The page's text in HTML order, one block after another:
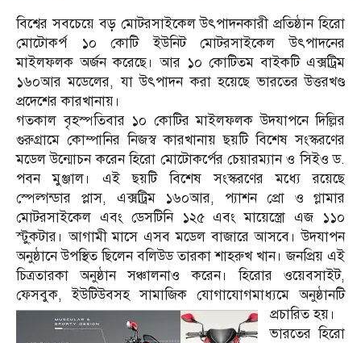
বিশ্বের সবচেয়ে বড় মোটরসাইকেল উৎপাদনকারী প্রতিষ্ঠান হিরো
মোটোকর্প ১০ কোটি ইউনিট মোটরসাইকেল উৎপাদনের
মাইলফলক অর্জন করেছে। আর ১০ কোটিতম বাইকটি এক্সট্রিম
১৬০আর মডেলের, যা উৎপাদন করা হয়েছে ভারতের উত্তরখণ্ড
প্রদেশের কারখানায়।
গতকাল বৃহস্পতিবার ১০ কোটির মাইলফলক উদযাপনে দিল্লির
গুরুগ্রামে কোম্পানির নিজস্ব কারখানায় ছয়টি বিশেষ সংস্করণের
মডেল উন্মোচন করেন হিরো মোটোকর্পের চেয়ারম্যান ও সিইও ড.
পবন মুঞ্জাল। এই ছয়টি বিশেষ সংস্করণের মধ্যে রয়েছে
স্পেল্গন্ডার প্লাস, এক্সট্রিম ১৬০আর, প্যাশন প্রো ও গ্লামার
মোটরসাইকেল এবং ডেসটিনি ১২৫ এবং মায়েস্ত্রো এজ ১১০
স্টু্কটার। আগামী মাসে এসব মডেল বাজারে আসবে। উদযাপন
অনুষ্ঠানে উপস্থিত ছিলেন বলিউড তারকা শাহরুখ খান। জনপ্রিয় এই
চিত্রতারকা অনুষ্ঠান সঞ্চালনাও করেন। হিরোর ওয়েবসাইট,
ফেসবুক, ইউটিউবসহ সামাজিক যোগাযোগমাধ্যমে অনুষ্ঠানটি
প্রচারিত হয়।
ভারতের হিরো